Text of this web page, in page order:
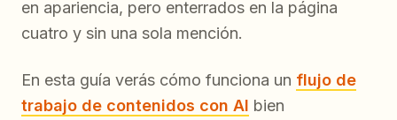
en apariencia, pero enterrados en la página
cuatro y sin una sola mención.
En esta guía verás cómo funciona un flujo de
trabajo de contenidos con AI bien